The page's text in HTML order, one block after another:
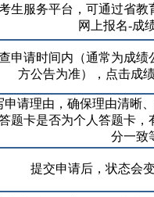
生服务平台，可通过省教
网上报名-成
申请时间内（通常为成
方公告为准），点击成
申请理由，确保理由清晰
答题卡是否为个人答题卡
分一致
提交申请后，状态会